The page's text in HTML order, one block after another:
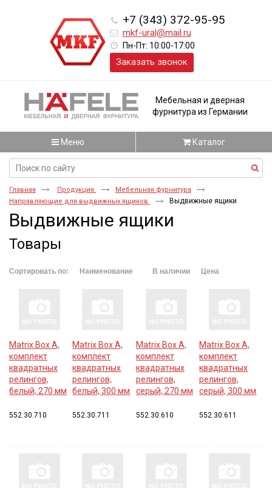
+7 (343) 372-95-95
mkf-ural@mail.ru
Пн-Пт: 10:00-17:00
Заказать звонок
Мебельная и дверная
фурнитура из Германии
Меню Каталог
Главная Продукция
Мебельная фурнитура
Направляющие для выдвижных ящиков
Выдвижные ящики
Выдвижные ящики
Товары
Сортировать по: Наименование В наличии Цена
Matrix Box A,
комплект
квадратных
релингов,
белый, 270 мм
552.30.710
Matrix Box A,
комплект
квадратных
релингов,
белый, 300 мм
552.30.711
Matrix Box A,
комплект
квадратных
релингов,
серый, 270 мм
552.30.610
Matrix Box A,
комплект
квадратных
релингов,
серый, 300 мм
552.30.611